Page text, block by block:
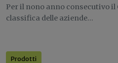
Per il nono anno consecutivo
classifica delle aziende...
Prodotti